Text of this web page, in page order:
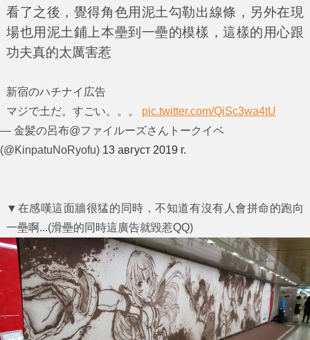
看了之後，覺得角色用泥土勾勒出線條，另外在現
場也用泥土鋪上本壘到一壘的模樣，這樣的用心跟
功夫真的太厲害惹
新宿のハチナイ広告
マジで土だ。すごい。。。 pic.twitter.com/QiSc3wa4tU
— 金髪の呂布@ファイルーズさんトークイベ
(@KinpatuNoRyofu) 13 август 2019 г.
▼在感嘆這面牆很猛的同時，不知道有沒有人會拼命的跑向
一壘啊...(滑壘的同時這廣告就毀惹QQ)